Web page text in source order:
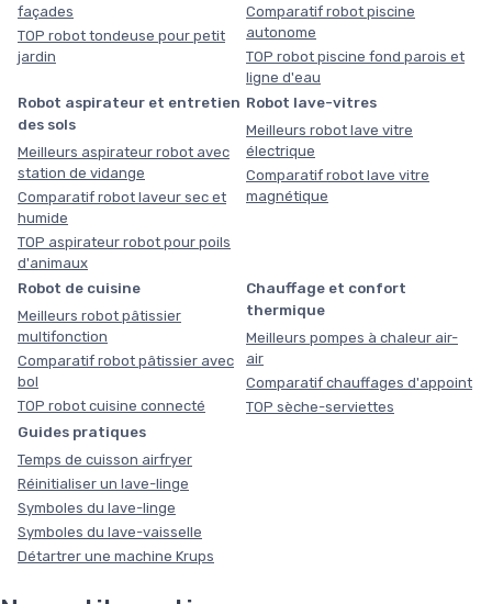
façades
TOP robot tondeuse pour petit
jardin
Comparatif robot piscine
autonome
TOP robot piscine fond parois et
ligne d'eau
Robot aspirateur et entretien
des sols
Meilleurs aspirateur robot avec
station de vidange
Comparatif robot laveur sec et
humide
TOP aspirateur robot pour poils
d'animaux
Robot lave-vitres
Meilleurs robot lave vitre
électrique
Comparatif robot lave vitre
magnétique
Robot de cuisine
Meilleurs robot pâtissier
multifonction
Comparatif robot pâtissier avec
bol
TOP robot cuisine connecté
Chauffage et confort
thermique
Meilleurs pompes à chaleur air-
air
Comparatif chauffages d'appoint
TOP sèche-serviettes
Guides pratiques
Temps de cuisson airfryer
Réinitialiser un lave-linge
Symboles du lave-linge
Symboles du lave-vaisselle
Détartrer une machine Krups